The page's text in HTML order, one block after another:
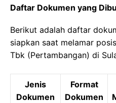
Daftar Dokumen yang
Berikut adalah daftar
siapkan saat melamar
Tbk (Pertambangan) di
Jenis
Dokumen
Format
Dokumen